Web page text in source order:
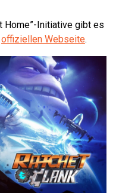
Home”-Initiative gibt es
offiziellen Webseite.